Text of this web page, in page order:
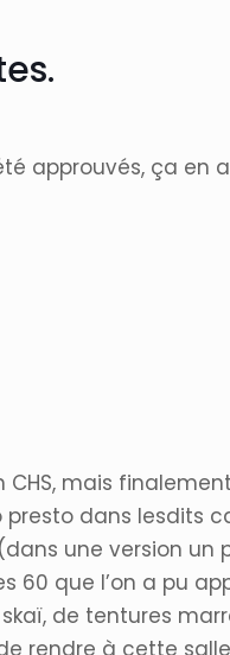
approuvés, ça
mais
dans lesdits
une version un
60 que l’on a pu
de tentures